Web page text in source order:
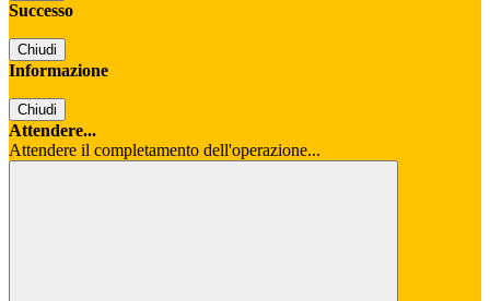
Successo
Chiudi
Informazione
Chiudi
Attendere...
Attendere il completamento dell'operazione...